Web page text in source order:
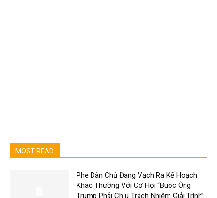
MOST READ
Phe Dân Chủ Đang Vạch Ra Kế Hoạch
Khác Thường Với Cơ Hội “Buộc Ông
Trump Phải Chịu Trách Nhiệm Giải Trình”.